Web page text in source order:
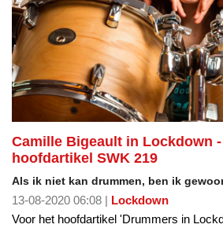
Camille Bigeault in Lockdown
hoofdartikel SWK 219
Als ik niet kan drummen, ben ik
13-08-2020 06:08 | Lockdown
Voor het hoofdartikel 'Drummers in